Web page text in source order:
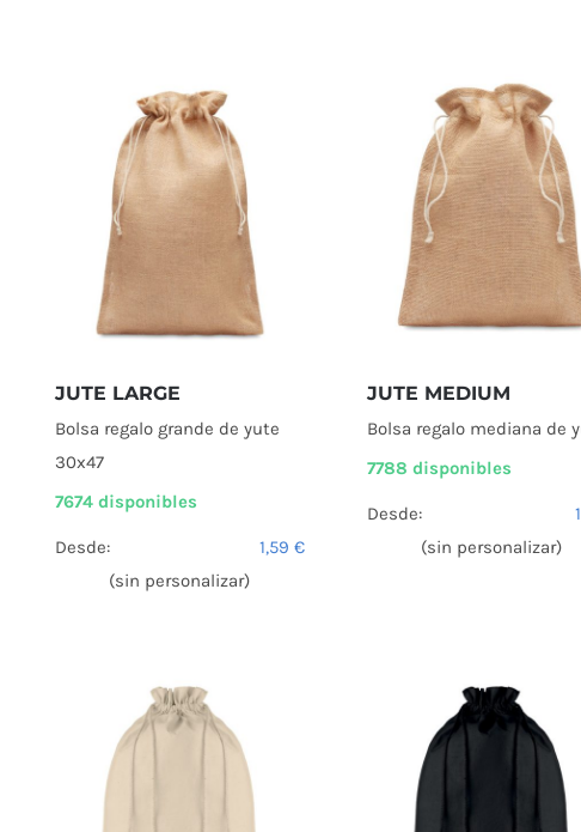
JUTE LARGE
Bolsa regalo grande de yute
30x47
7674 disponibles
Desde: 1,59 €
(sin personalizar)
JUTE MEDIUM
Bolsa regalo mediana de
7788 disponibles
Desde:
(sin personalizar)